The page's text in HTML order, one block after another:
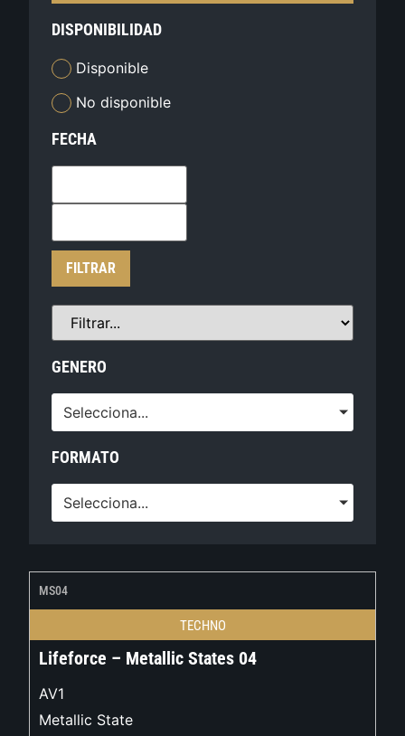
DISPONIBILIDAD
Disponible
No disponible
FECHA
FILTRAR
GENERO
Selecciona...
FORMATO
Selecciona...
MS04
TECHNO
Lifeforce – Metallic States 04
AV1
Metallic State